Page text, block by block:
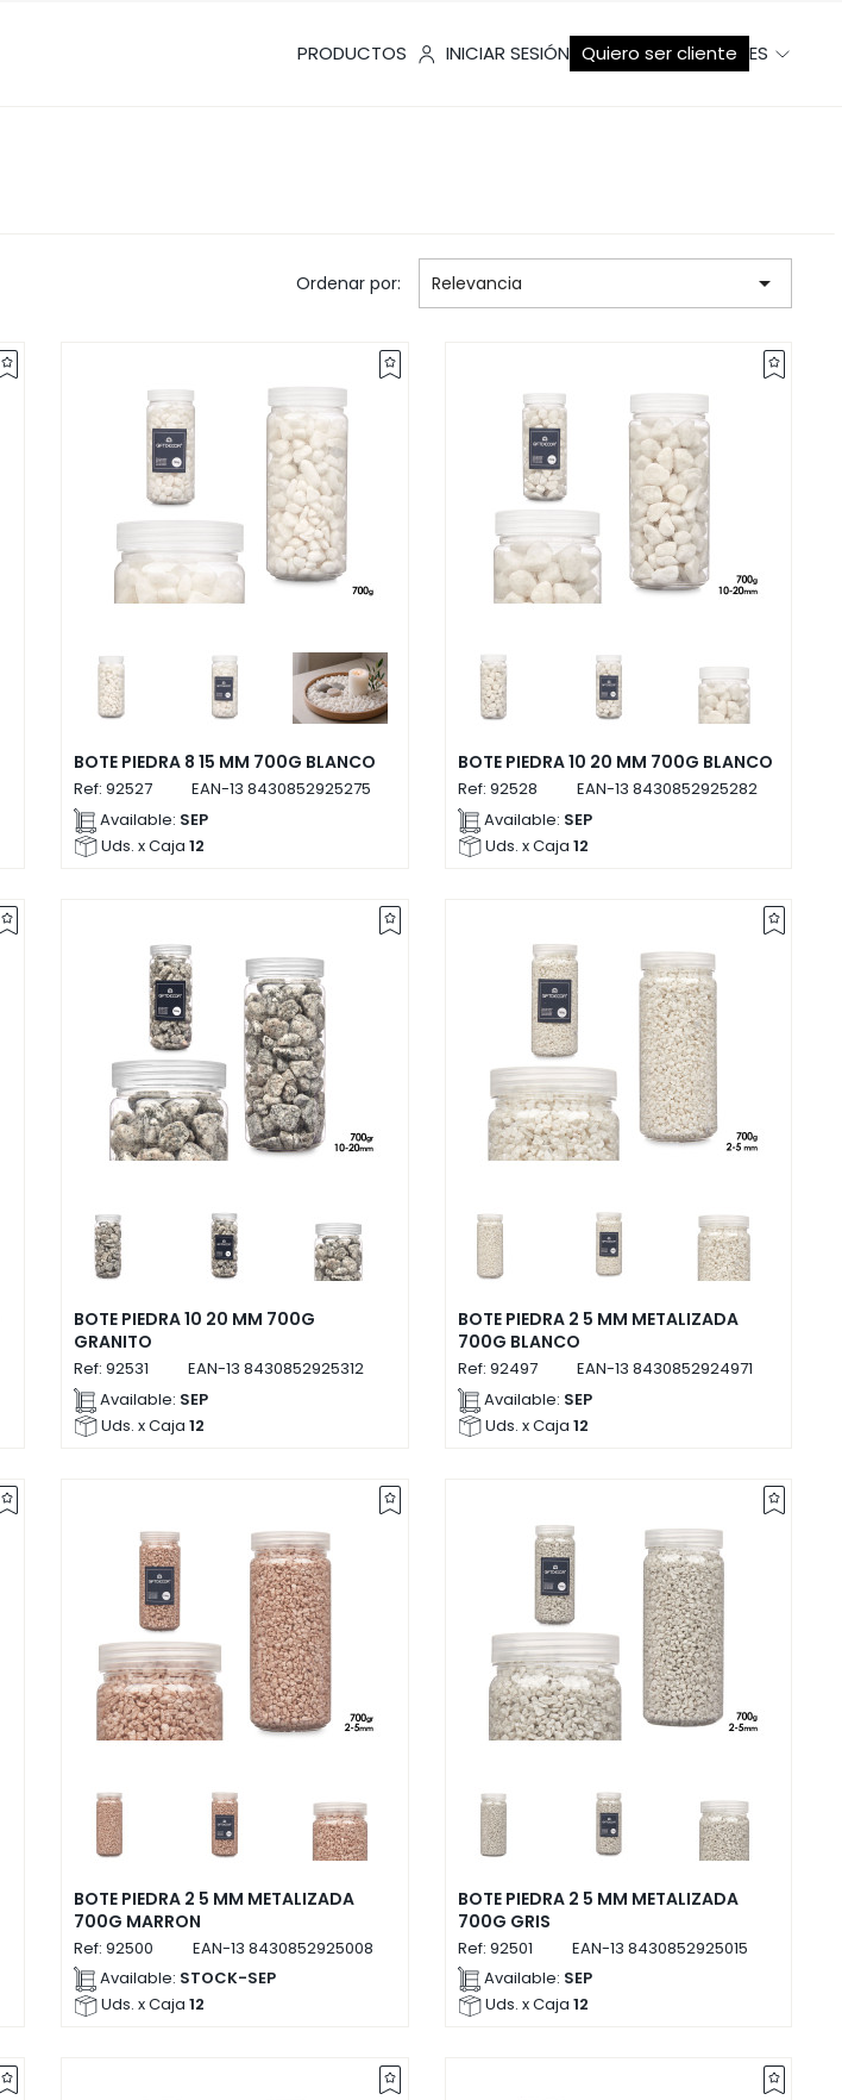
PRODUCTOS INICIAR SESIÓN Quiero ser cliente ES
Ordenar por: Relevancia 
BOTE PIEDRA 8 15 MM 700G BLANCO
Ref: 92527 EAN-13 8430852925275
Available: SEP
Uds. x Caja 12
BOTE PIEDRA 10 20 MM 700G BLANCO
Ref: 92528 EAN-13 8430852925282
Available: SEP
Uds. x Caja 12
BOTE PIEDRA 10 20 MM 700G
GRANITO
Ref: 92531 EAN-13 8430852925312
Available: SEP
Uds. x Caja 12
BOTE PIEDRA 2 5 MM METALIZADA
700G BLANCO
Ref: 92497 EAN-13 8430852924971
Available: SEP
Uds. x Caja 12
BOTE PIEDRA 2 5 MM METALIZADA
700G MARRON
Ref: 92500 EAN-13 8430852925008
Available: STOCK-SEP
Uds. x Caja 12
BOTE PIEDRA 2 5 MM METALIZADA
700G GRIS
Ref: 92501 EAN-13 8430852925015
Available: SEP
Uds. x Caja 12